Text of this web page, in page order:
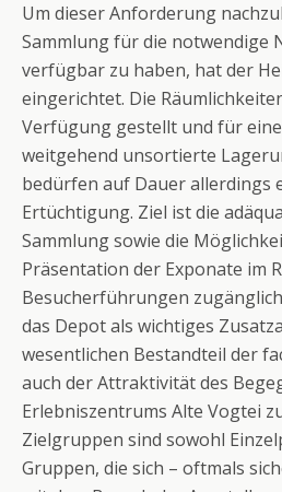
Um dieser Anforderung
Sammlung für die notwendige
verfügbar zu haben, hat der
eingerichtet. Die
Verfügung gestellt und für
weitgehend unsortierte
bedürfen auf Dauer allerdings
Ertüchtigung. Ziel ist die
Sammlung sowie die
Präsentation der Exponate im
Besucherführungen
das Depot als wichtiges
wesentlichen Bestandteil der
auch der Attraktivität des
Erlebniszentrums Alte Vogtei
Zielgruppen sind sowohl
Gruppen, die sich – oftmals